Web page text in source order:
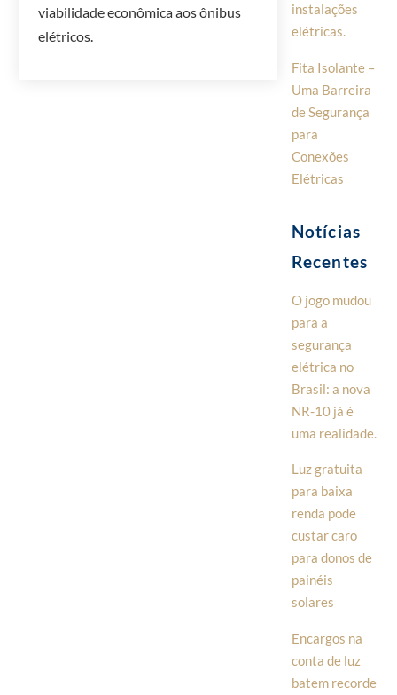
viabilidade econômica aos ônibus
elétricos.
instalações
elétricas.
Fita Isolante –
Uma Barreira
de Segurança
para
Conexões
Elétricas
Notícias
Recentes
O jogo mudou
para a
segurança
elétrica no
Brasil: a nova
NR-10 já é
uma realidade.
Luz gratuita
para baixa
renda pode
custar caro
para donos de
painéis
solares
Encargos na
conta de luz
batem recorde